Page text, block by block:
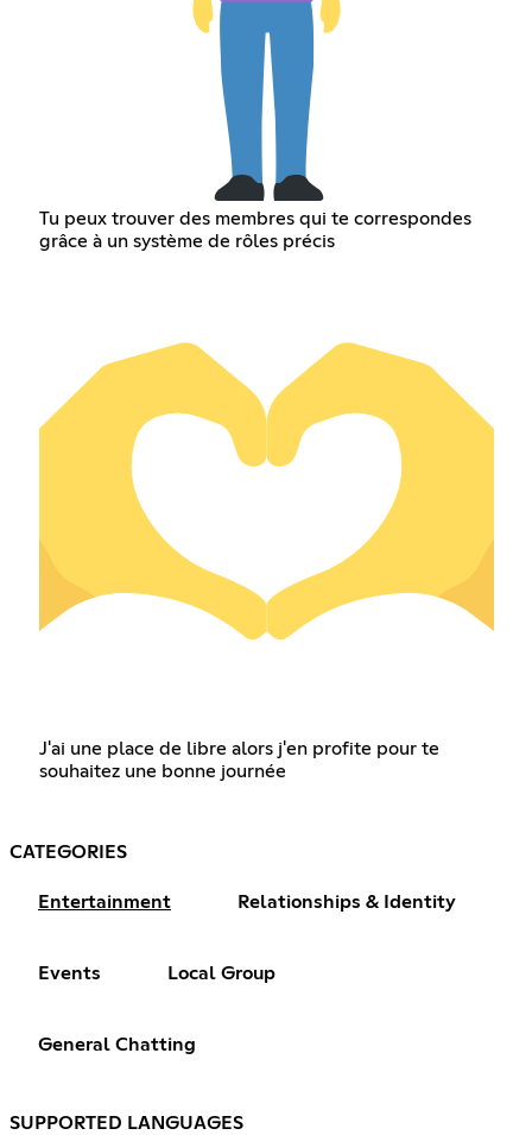
Tu peux trouver des membres qui te correspondes
grâce à un système de rôles précis
J'ai une place de libre alors j'en profite pour te
souhaitez une bonne journée
CATEGORIES
Entertainment Relationships & Identity
Events Local Group
General Chatting
SUPPORTED LANGUAGES